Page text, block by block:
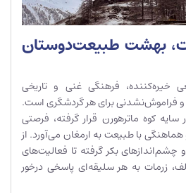
بهشت طبیعت‌دوستان
خیره‌کننده، فرهنگی غنی و تاریخی
برای هر گردشگری است.
کوه ماترهورن قرار گرفته، فرصتی
با طبیعت به ارمغان می‌آورد. از
بکر گرفته تا فعالیت‌های
زرمات به هر سلیقه‌ای پاسخی درخور